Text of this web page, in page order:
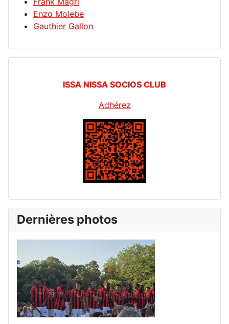
Enzo Molebe
Gauthier Gallon
ISSA NISSA SOCIOS CLUB
Adhérez
Dernières photos